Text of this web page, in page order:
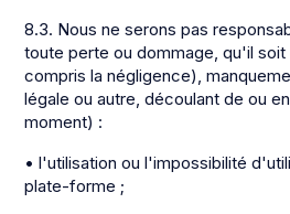
8.3. Nous ne serons pas
toute perte ou dommage, qu'il
compris la négligence),
légale ou autre, découlant de ou
moment) :
• l'utilisation ou l'impossibilité
plate-forme ;